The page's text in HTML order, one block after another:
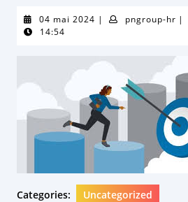
04 mai 2024 04| pngroup-hr |
14:54
Categories: Uncategorized